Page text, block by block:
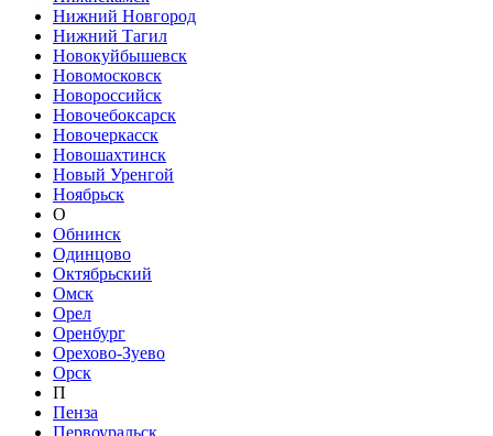
Нижний Новгород
Нижний Тагил
Новокуйбышевск
Новомосковск
Новороссийск
Новочебоксарск
Новочеркасск
Новошахтинск
Новый Уренгой
Ноябрьск
О
Обнинск
Одинцово
Октябрьский
Омск
Орел
Оренбург
Орехово-Зуево
Орск
П
Пенза
Первоуральск